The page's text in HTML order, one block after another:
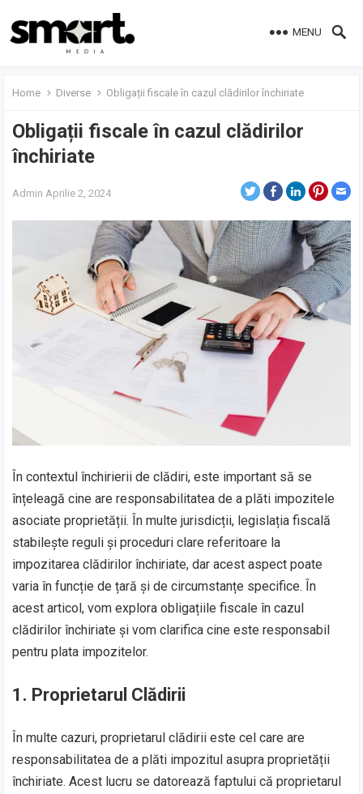
MENU
Home Diverse Obligații fiscale în cazul clădirilor închiriate
Obligații fiscale în cazul clădirilor
închiriate
Admin Aprilie 2, 2024
În contextul închirierii de clădiri, este important să se
înțeleagă cine are responsabilitatea de a plăti impozitele
asociate proprietății. În multe jurisdicții, legislația fiscală
stabilește reguli și proceduri clare referitoare la
impozitarea clădirilor închiriate, dar acest aspect poate
varia în funcție de țară și de circumstanțe specifice. În
acest articol, vom explora obligațiile fiscale în cazul
clădirilor închiriate și vom clarifica cine este responsabil
pentru plata impozitelor.
1. Proprietarul Clădirii
În multe cazuri, proprietarul clădirii este cel care are
responsabilitatea de a plăti impozitul asupra proprietății
închiriate. Acest lucru se datorează faptului că proprietarul